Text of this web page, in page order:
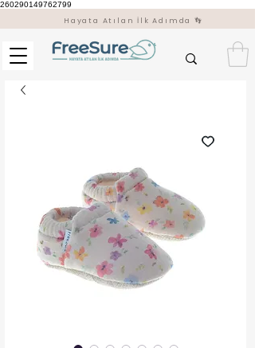
260290149762799
Hayata Atılan İlk Adımda 👣